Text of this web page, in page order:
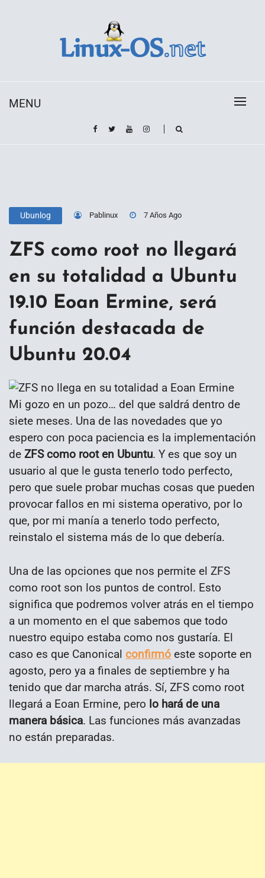
MENU
Ubunlog Pablinux 7 Años Ago
ZFS como root no llegará
en su totalidad a Ubuntu
19.10 Eoan Ermine, será
función destacada de
Ubuntu 20.04
Mi gozo en un pozo… del que saldrá dentro de
siete meses. Una de las novedades que yo
espero con poca paciencia es la implementación
de ZFS como root en Ubuntu. Y es que soy un
usuario al que le gusta tenerlo todo perfecto,
pero que suele probar muchas cosas que pueden
provocar fallos en mi sistema operativo, por lo
que, por mi manía a tenerlo todo perfecto,
reinstalo el sistema más de lo que debería.
Una de las opciones que nos permite el ZFS
como root son los puntos de control. Esto
significa que podremos volver atrás en el tiempo
a un momento en el que sabemos que todo
nuestro equipo estaba como nos gustaría. El
caso es que Canonical confirmó este soporte en
agosto, pero ya a finales de septiembre y ha
tenido que dar marcha atrás. Sí, ZFS como root
llegará a Eoan Ermine, pero lo hará de una
manera básica. Las funciones más avanzadas
no están preparadas.